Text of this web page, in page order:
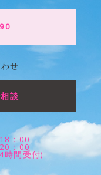
せ
談
：00
：00
受付)